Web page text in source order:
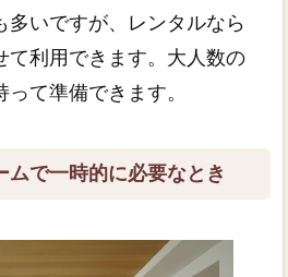
多いですが、レンタルなら
て利用できます。大人数の
て準備できます。
ムで一時的に必要なとき